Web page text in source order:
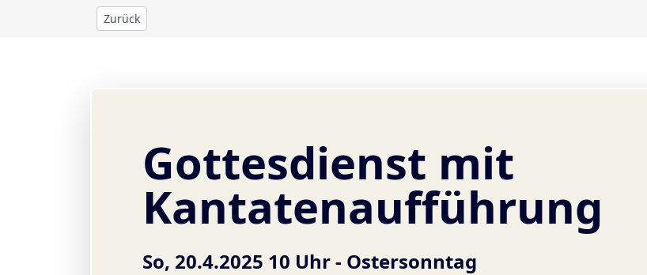
Zurück
Gottesdienst mit
Kantatenaufführung
So, 20.4.2025 10 Uhr - Ostersonntag